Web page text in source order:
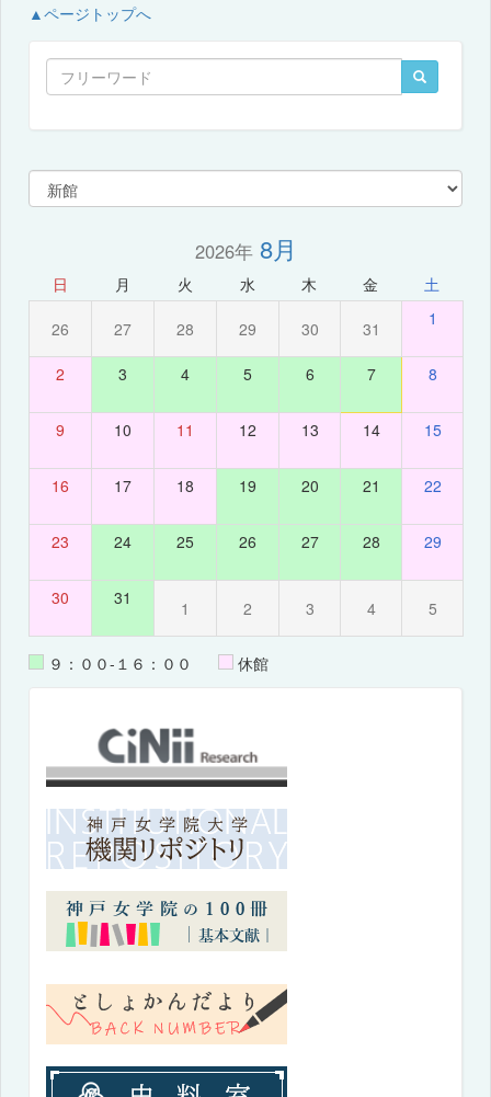
▲ページトップへ
2026年8月
日 月 火 水 木 金 土
26 27 28 29 30 31 1
2 3 4 5 6 7 8
9 10 11 12 13 14 15
16 17 18 19 20 21 22
23 24 25 26 27 28 29
30 31 1 2 3 4 5
９：００-１６：００ 休館